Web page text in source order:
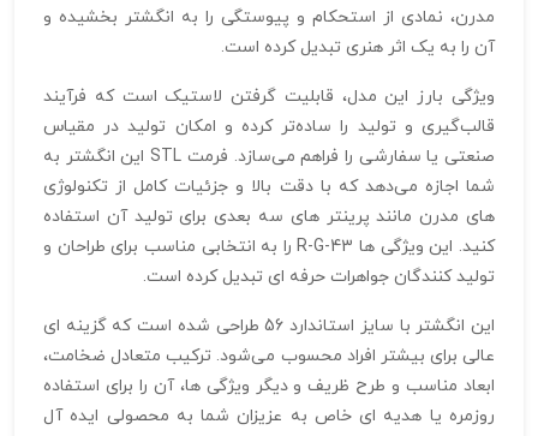
مدرن، نمادی از استحکام و پیوستگی را به انگشتر بخشیده و
آن را به یک اثر هنری تبدیل کرده است.
ویژگی بارز این مدل، قابلیت گرفتن لاستیک است که فرآیند
قالب‌گیری و تولید را ساده‌تر کرده و امکان تولید در مقیاس
صنعتی یا سفارشی را فراهم می‌سازد. فرمت STL این انگشتر به
شما اجازه می‌دهد که با دقت بالا و جزئیات کامل از تکنولوژی‌
های مدرن مانند پرینتر های سه‌ بعدی برای تولید آن استفاده
کنید. این ویژگی‌ ها R-G-43 را به انتخابی مناسب برای طراحان و
تولید کنندگان جواهرات حرفه‌ ای تبدیل کرده است.
این انگشتر با سایز استاندارد 56 طراحی شده است که گزینه‌ ای
عالی برای بیشتر افراد محسوب می‌شود. ترکیب متعادل ضخامت،
ابعاد مناسب و طرح ظریف و دیگر ویژگی‌ ها، آن را برای استفاده
روزمره یا هدیه‌ ای خاص به عزیزان شما به محصولی ایده‌ آل